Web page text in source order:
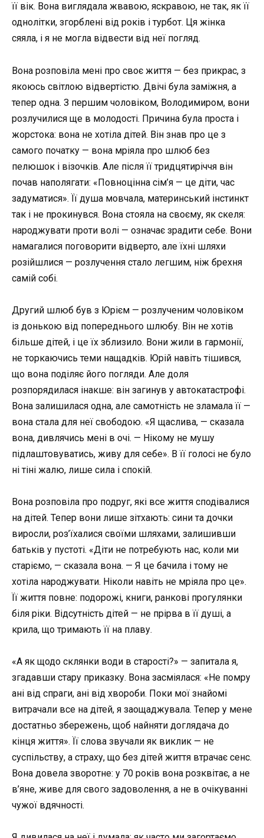
її вік. Вона виглядала жвавою, яскравою, не так, як її
однолітки, згорблені від років і турбот. Ця жінка
сяяла, і я не могла відвести від неї погляд.
Вона розповіла мені про своє життя — без прикрас, з
якоюсь світлою відвертістю. Двічі була заміжня, а
тепер одна. З першим чоловіком, Володимиром, вони
розлучилися ще в молодості. Причина була проста і
жорстока: вона не хотіла дітей. Він знав про це з
самого початку — вона мріяла про шлюб без
пелюшок і візочків. Але після її тридцятиріччя він
почав наполягати: «Повноцінна сім’я — це діти, час
задуматися». Її душа мовчала, материнський інстинкт
так і не прокинувся. Вона стояла на своєму, як скеля:
народжувати проти волі — означає зрадити себе. Вони
намагалися поговорити відверто, але їхні шляхи
розійшлися — розлучення стало легшим, ніж брехня
самій собі.
Другий шлюб був з Юрієм — розлученим чоловіком
із донькою від попереднього шлюбу. Він не хотів
більше дітей, і це їх зблизило. Вони жили в гармонії,
не торкаючись теми нащадків. Юрій навіть тішився,
що вона поділяє його погляди. Але доля
розпорядилася інакше: він загинув у автокатастрофі.
Вона залишилася одна, але самотність не зламала її —
вона стала для неї свободою. «Я щаслива, — сказала
вона, дивлячись мені в очі. — Нікому не мушу
підлаштовуватись, живу для себе». В її голосі не було
ні тіні жалю, лише сила і спокій.
Вона розповіла про подруг, які все життя сподівалися
на дітей. Тепер вони лише зітхають: сини та дочки
виросли, роз’їхалися своїми шляхами, залишивши
батьків у пустоті. «Діти не потребують нас, коли ми
старіємо, — сказала вона. — Я це бачила і тому не
хотіла народжувати. Ніколи навіть не мріяла про це».
Її життя повне: подорожі, книги, ранкові прогулянки
біля ріки. Відсутність дітей — не прірва в її душі, а
крила, що тримають її на плаву.
«А як щодо склянки води в старості?» — запитала я,
згадавши стару приказку. Вона засміялася: «Не помру
ані від спраги, ані від хвороби. Поки мої знайомі
витрачали все на дітей, я заощаджувала. Тепер у мене
достатньо збережень, щоб найняти доглядача до
кінця життя». Її слова звучали як виклик — не
суспільству, а страху, що без дітей життя втрачає сенс.
Вона довела зворотне: у 70 років вона розквітає, а не
в’яне, живе для свого задоволення, а не в очікуванні
чужої вдячності.